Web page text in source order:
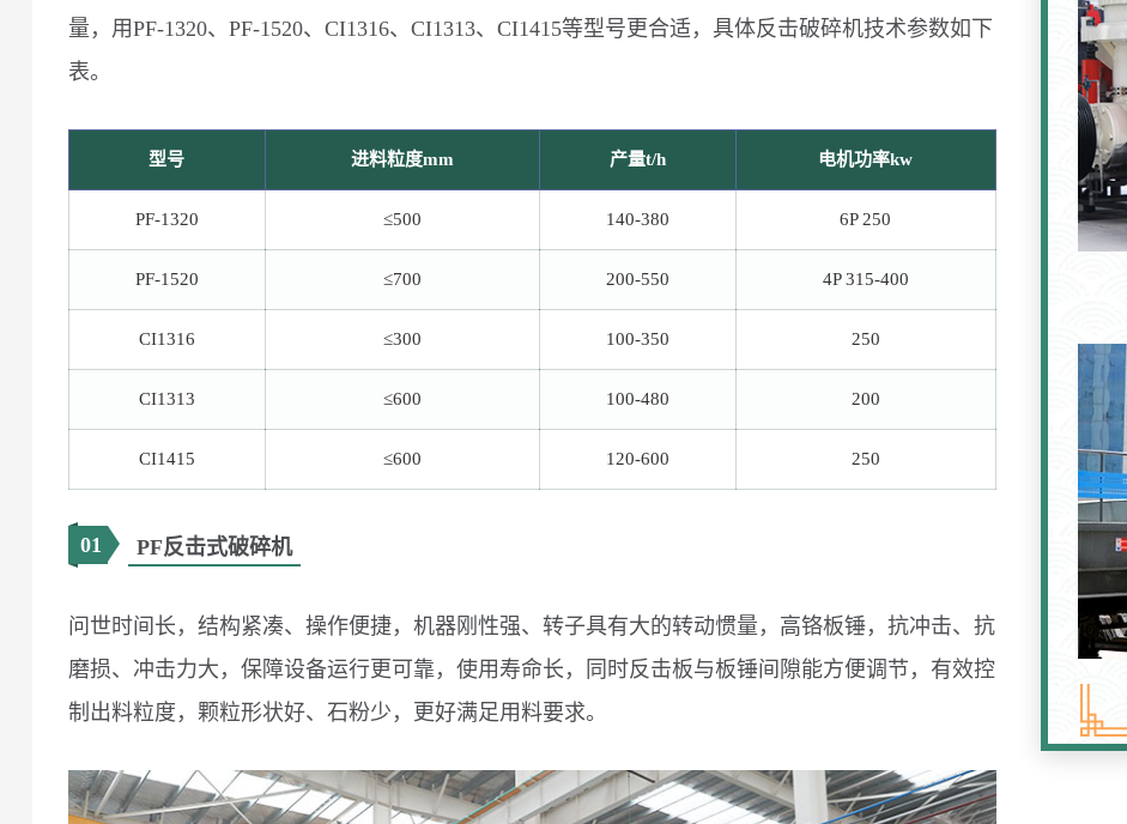
量，用PF-1320、PF-1520、CI1316、CI1313、CI1415等型号更合适，具体反击破碎机技术参数如下
表。
型号 进料粒度mm 产量t/h 电机功率kw
PF-1320 ≤500 140-380 6P 250
PF-1520 ≤700 200-550 4P 315-400
CI1316 ≤300 100-350 250
CI1313 ≤600 100-480 200
CI1415 ≤600 120-600 250
01 PF反击式破碎机
问世时间长，结构紧凑、操作便捷，机器刚性强、转子具有大的转动惯量，高铬板锤，抗冲击、抗
磨损、冲击力大，保障设备运行更可靠，使用寿命长，同时反击板与板锤间隙能方便调节，有效控
制出料粒度，颗粒形状好、石粉少，更好满足用料要求。